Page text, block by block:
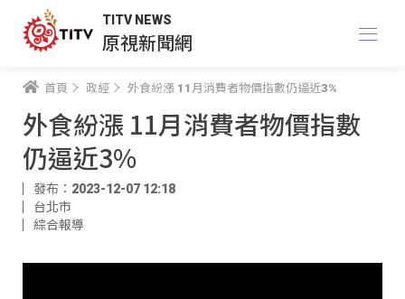
TITV NEWS
原視新聞網
首頁 政經 外食紛漲 11月消費者物價指數仍逼近3%
外食紛漲 11月消費者物價指數
仍逼近3%
發布：2023-12-07 12:18
台北市
綜合報導